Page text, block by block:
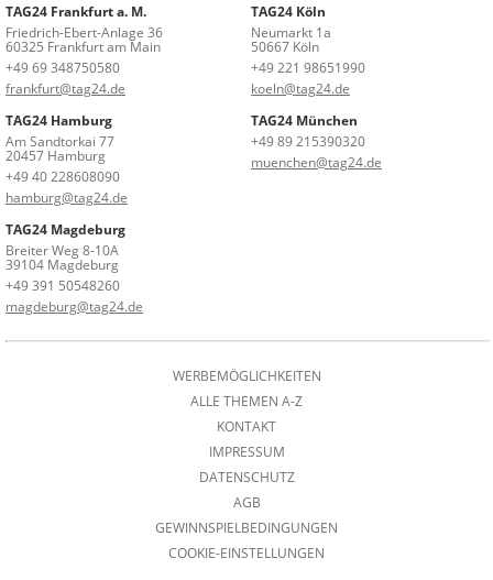
TAG24 Frankfurt a. M.
Friedrich-Ebert-Anlage 36
60325 Frankfurt am Main
+49 69 348750580
frankfurt@tag24.de
TAG24 Köln
Neumarkt 1a
50667 Köln
+49 221 98651990
koeln@tag24.de
TAG24 Hamburg
Am Sandtorkai 77
20457 Hamburg
+49 40 228608090
hamburg@tag24.de
TAG24 München
+49 89 215390320
muenchen@tag24.de
TAG24 Magdeburg
Breiter Weg 8-10A
39104 Magdeburg
+49 391 50548260
magdeburg@tag24.de
WERBEMÖGLICHKEITEN
ALLE THEMEN A-Z
KONTAKT
IMPRESSUM
DATENSCHUTZ
AGB
GEWINNSPIELBEDINGUNGEN
COOKIE-EINSTELLUNGEN